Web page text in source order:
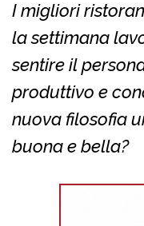
I migliori
la settimana
sentire il
produttivo e
nuova filosofia
buona e bella?